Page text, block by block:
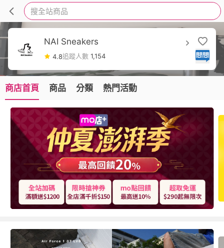
搜全站商品
NAI Sneakers
4.8追蹤人數 1,154
商店首頁 商品 分類 熱門活動